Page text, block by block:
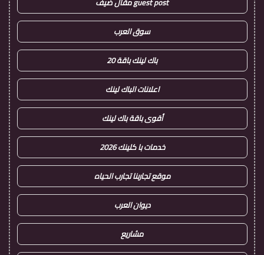
سوق العرب
باك لينك باقة 20
اعلانات الباك لينك
أقوى باقة باك لينك
خدمات با كلينك 2026
موقع تجاربنا تجارب الحياه
ديوان العرب
مشاريع